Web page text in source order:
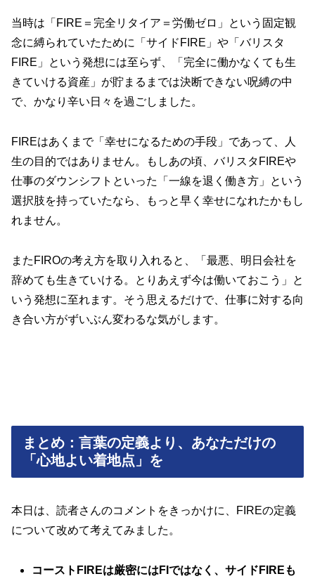
当時は「FIRE＝完全リタイア＝労働ゼロ」という固定観
念に縛られていたために「サイドFIRE」や「バリスタ
FIRE」という発想には至らず、「完全に働かなくても生
きていける資産」が貯まるまでは決断できない呪縛の中
で、かなり辛い日々を過ごしました。
FIREはあくまで「幸せになるための手段」であって、人
生の目的ではありません。もしあの頃、バリスタFIREや
仕事のダウンシフトといった「一線を退く働き方」という
選択肢を持っていたなら、もっと早く幸せになれたかもし
れません。
またFIROの考え方を取り入れると、「最悪、明日会社を
辞めても生きていける。とりあえず今は働いておこう」と
いう発想に至れます。そう思えるだけで、仕事に対する向
き合い方がずいぶん変わるな気がします。
まとめ：言葉の定義より、あなただけの
「心地よい着地点」を
本日は、読者さんのコメントをきっかけに、FIREの定義
について改めて考えてみました。
コーストFIREは厳密にはFIではなく、サイドFIREも